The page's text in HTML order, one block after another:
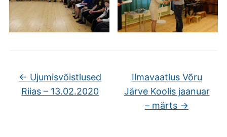
← Ujumisvõistlused
Riias – 13.02.2020
Ilmavaatlus Võru
Järve Koolis jaanuar
– märts →